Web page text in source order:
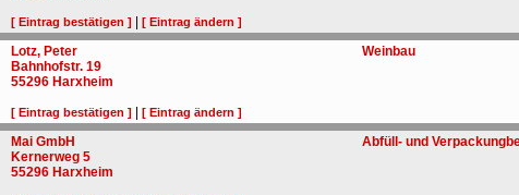
[ Eintrag bestätigen ] [ Eintrag ändern ]
Lotz, Peter
Bahnhofstr. 19
55296 Harxheim
[ Eintrag bestätigen ] [ Eintrag ändern ]
Weinbau
Mai GmbH
Kernerweg 5
55296 Harxheim
Abfüll- und